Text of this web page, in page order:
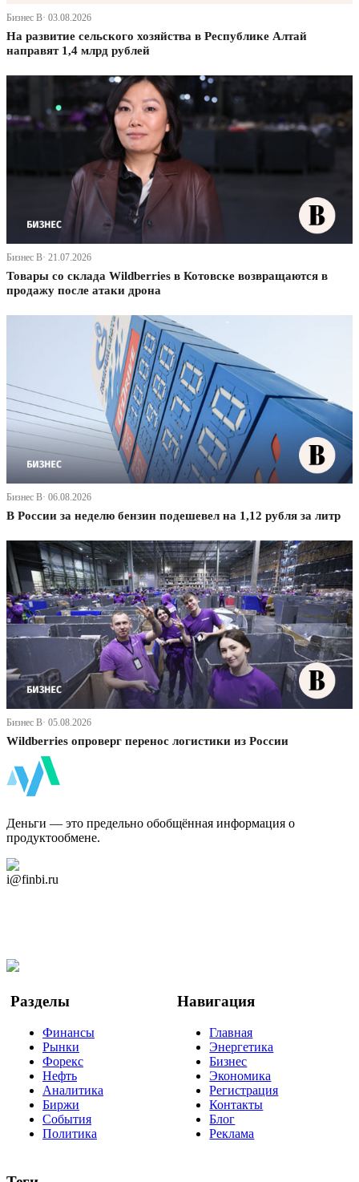
Бизнес В· 03.08.2026
На развитие сельского хозяйства в Республике Алтай
направят 1,4 млрд рублей
Бизнес В· 21.07.2026
Товары со склада Wildberries в Котовске возвращаются в
продажу после атаки дрона
Бизнес В· 06.08.2026
В России за неделю бензин подешевел на 1,12 рубля за литр
Бизнес В· 05.08.2026
Wildberries опроверг перенос логистики из России
Деньги — это предельно обобщённая информация о
продуктообмене.
i@finbi.ru
Разделы
Финансы
Рынки
Форекс
Нефть
Аналитика
Биржи
События
Политика
Навигация
Главная
Энергетика
Бизнес
Экономика
Регистрация
Контакты
Блог
Реклама